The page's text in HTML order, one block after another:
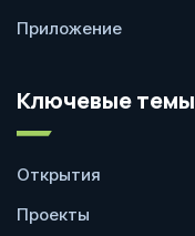
Приложение
Ключевые темы
Открытия
Проекты